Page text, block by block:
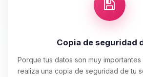
Copia de seguridad
Porque tus datos son muy
realiza una copia de seguridad de tu